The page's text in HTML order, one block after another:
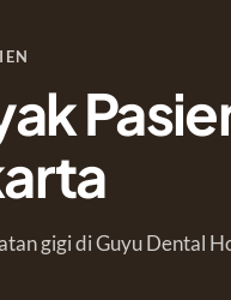
gigi di Guyu Dental